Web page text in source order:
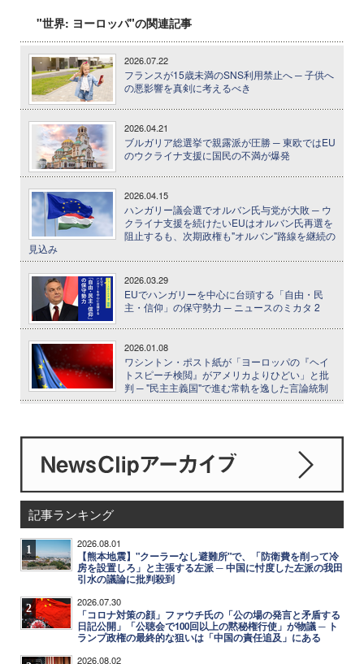
"世界: ヨーロッパ"の関連記事
2026.07.22
フランスが15歳未満のSNS利用禁止へ ─ 子供へ
の悪影響を真剣に考えるべき
2026.04.21
ブルガリア総選挙で親露派が圧勝 ─ 東欧ではEU
のウクライナ支援に国民の不満が爆発
2026.04.15
ハンガリー議会選でオルバン氏与党が大敗 ─ ウ
クライナ支援を続けたいEUはオルバン氏再選を
阻止するも、次期政権も"オルバン"路線を継続の
見込み
2026.03.29
EUでハンガリーを中心に台頭する「自由・民
主・信仰」の保守勢力 ─ ニュースのミカタ 2
2026.01.08
ワシントン・ポスト紙が「ヨーロッパの『ヘイ
トスピーチ検閲』がアメリカよりひどい」と批
判 ─ "民主主義国"で進む常軌を逸した言論統制
記事ランキング
1 2026.08.01
【熊本地震】"クーラーなし避難所"で、「防衛費を削って冷
房を設置しろ」と主張する左派 ─ 中国に忖度した左派の我田
引水の議論に批判殺到
2 2026.07.30
「コロナ対策の顔」ファウチ氏の「公の場の発言と矛盾する
日記公開」「公聴会で100回以上の黙秘権行使」が物議 ─ ト
ランプ政権の最終的な狙いは「中国の責任追及」にある
2026.08.02